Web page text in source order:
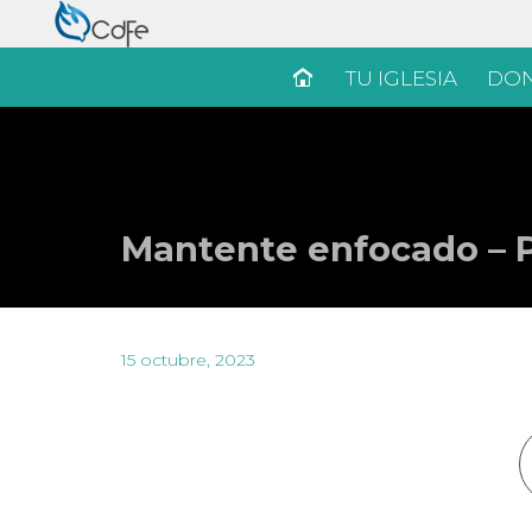
TU IGLESIA
Mantente enfocado –
15 octubre, 2023